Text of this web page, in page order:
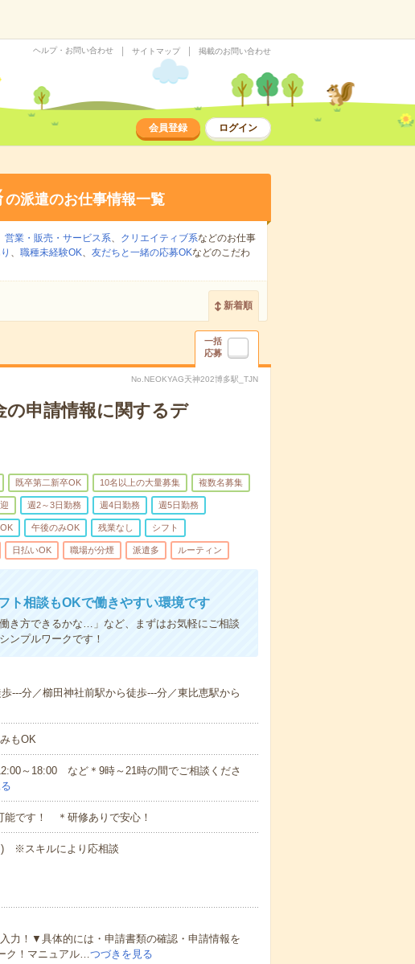
ヘルプ・お問い合わせ サイトマップ 掲載のお問い合わせ
会員登録 ログイン
の派遣のお仕事情報一覧
営業・販売・サービス系、 クリエイティブ系などのお仕事
、 職種未経験OK、 友だちと一緒の応募OKなどのこだわ
新着順
一括
応募
No.NEOKYAG天神202博多駅_TJN
の申請情報に関するデ
既卒第二新卒OK 10名以上の大量募集 複数名募集
週2～3日勤務 週4日勤務 週5日勤務
午後のみOK 残業なし シフト
日払いOK 職場が分煙 派遣多 ルーティン
相談もOKで働きやすい環境です
き方できるかな…」など、まずはお気軽にご相談
ンプルワークです！
---分／櫛田神社前駅から徒歩---分／東比恵駅から
もOK
～18:00 など＊9時～21時の間でご相談くださ
です！ ＊研修ありで安心！
※スキルにより応相談
力！▼具体的には・申請書類の確認・申請情報を
ク！マニュアル…つづきを見る